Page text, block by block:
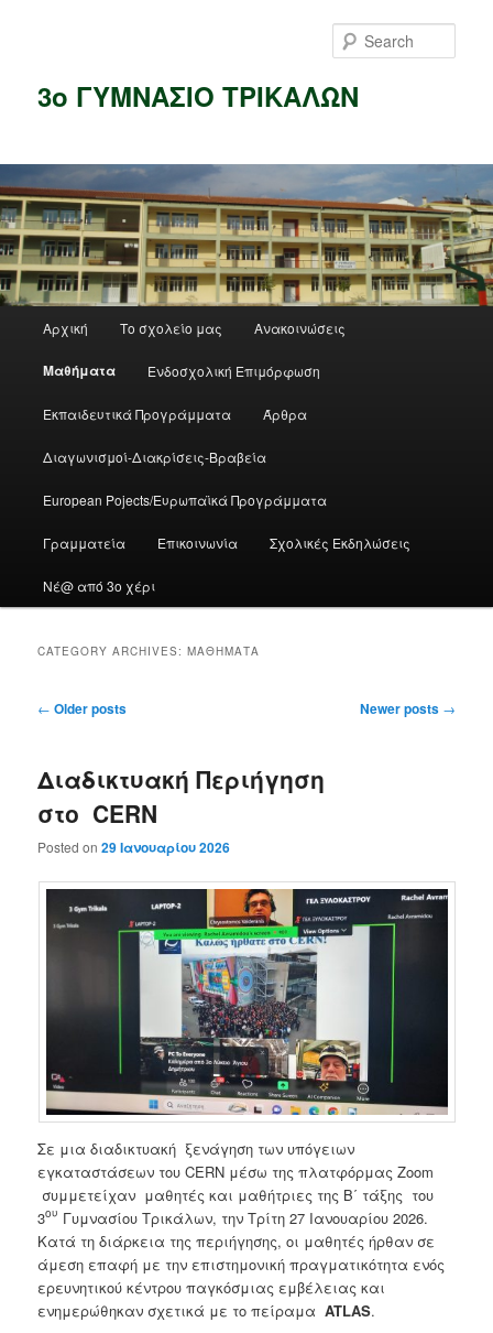
3ο ΓΥΜΝΑΣΙΟ ΤΡΙΚΑΛΩΝ
Αρχική Το σχολείο μας Ανακοινώσεις
Μαθήματα Ενδοσχολική Επιμόρφωση
Εκπαιδευτικά Προγράμματα Άρθρα
Διαγωνισμοί-Διακρίσεις-Βραβεία
European Pojects/Ευρωπαϊκά Προγράμματα
Γραμματεία Επικοινωνία Σχολικές Εκδηλώσεις
Νέ@ από 3ο χέρι
CATEGORY ARCHIVES:ΜΑΘΉΜΑΤΑ
Post
← Older posts Newer posts →
Διαδικτυακή Περιήγηση
στο CERN
Posted on29 Ιανουαρίου 2026
Σε μια διαδικτυακή ξενάγηση των υπόγειων
εγκαταστάσεων του CERN μέσω της πλατφόρμας Zoom
συμμετείχαν μαθητές και μαθήτριες της Β΄ τάξης του
3ου Γυμνασίου Τρικάλων, την Τρίτη 27 Ιανουαρίου 2026.
Κατά τη διάρκεια της περιήγησης, οι μαθητές ήρθαν σε
άμεση επαφή με την επιστημονική πραγματικότητα ενός
ερευνητικού κέντρου παγκόσμιας εμβέλειας και
ενημερώθηκαν σχετικά με το πείραμαATLAS.